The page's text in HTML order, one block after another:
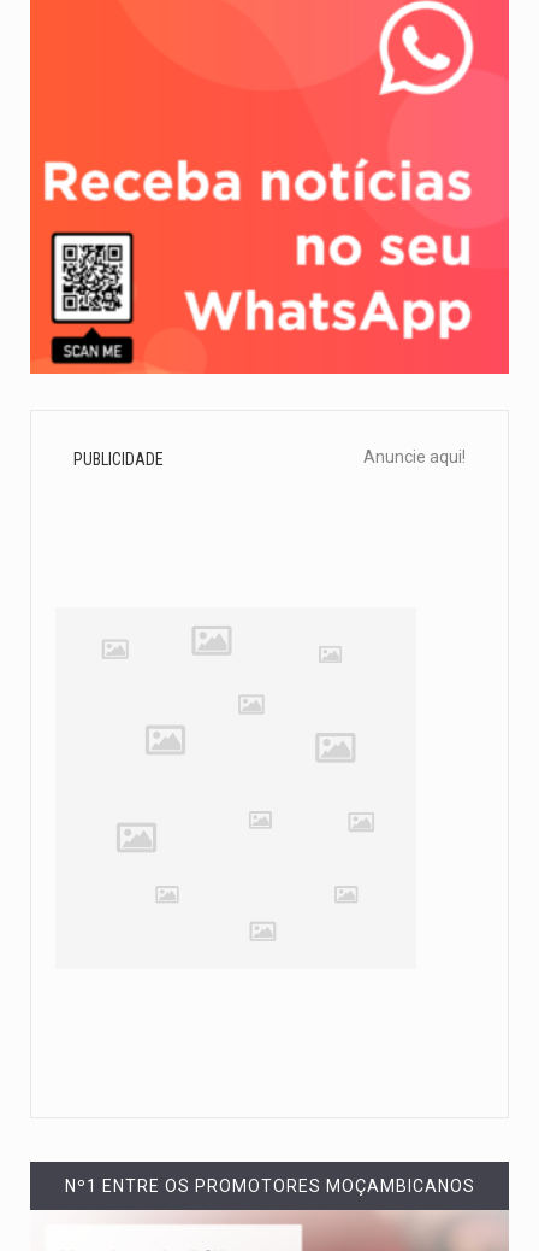
PUBLICIDADE Anuncie aqui!
Nº1 ENTRE OS PROMOTORES MOÇAMBICANOS